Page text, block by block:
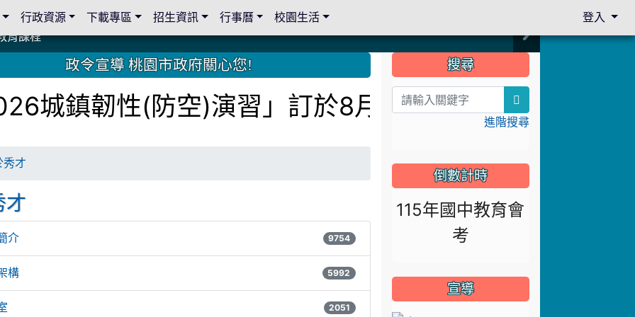
育課程
育課程
市家長會與桃園女子美容商業童也工會義剪活動
市家長會與桃園女子美容商業童也工會義剪活動
育課程
育課程
獅子會與本校師生歲末感恩活動
獅子會與本校師生歲末感恩活動
獅子會贈送本校學生耶誕禮物
獅子會贈送本校學生耶誕禮物
物
物
金
金
國際獅子會獅兄、師姐同樂
國際獅子會獅兄、師姐同樂
共關係
共關係
政令宣導 桃園市政府關心您!
城鎮韌性(防空)演習」訂於8月13日下午14:30至
秀才
才
介 9754
構 5992
2051
::: 搜尋
進階搜尋
倒數計時
115年國中教育會
考
宣導
行政資源 下載專區 招生資訊 行事曆 校園生活 登入